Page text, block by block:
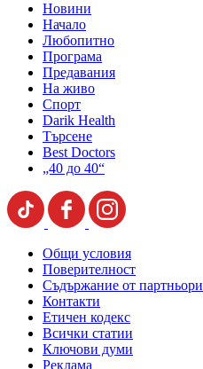
Новини
Начало
Любопитно
Програма
Предавания
На живо
Спорт
Darik Health
Търсене
Best Doctors
„40 до 40“
Общи условия
Поверителност
Съдържание от партньори
Контакти
Етичен кодекс
Всички статии
Ключови думи
Реклама